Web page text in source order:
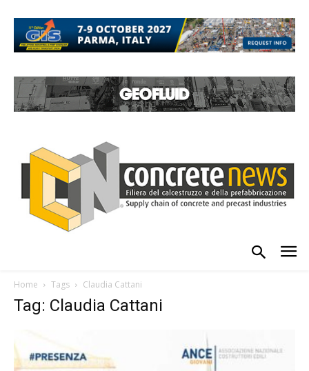
Home Tags Claudia Cattani
Tag: Claudia Cattani